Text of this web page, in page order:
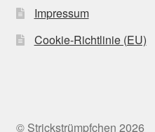
Impressum
Cookie-Richtlinie (EU)
© Strickstrümpfchen 2026